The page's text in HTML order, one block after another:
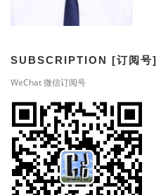
SUBSCRIPTION [订阅号]
WeChat 微信订阅号